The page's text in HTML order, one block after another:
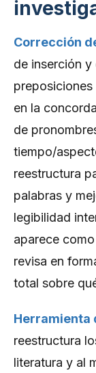
Corrección
de inserción
en la
de
tiempo/
reestructura
palabras y
legibilidad
aparece
revisa en
total sobre
Herramienta
reestructura
literatura y al